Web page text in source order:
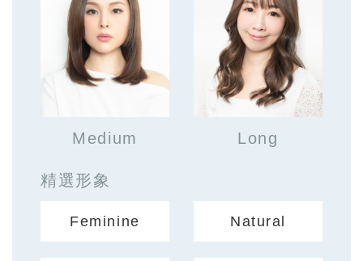
Medium Long
精選形象
Feminine Natural